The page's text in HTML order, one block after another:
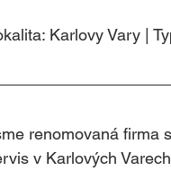
Karlovy Vary |
renomovaná firma
v Karlových